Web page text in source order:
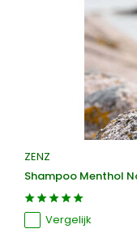
ZENZ
Shampoo Menthol
Vergelijk